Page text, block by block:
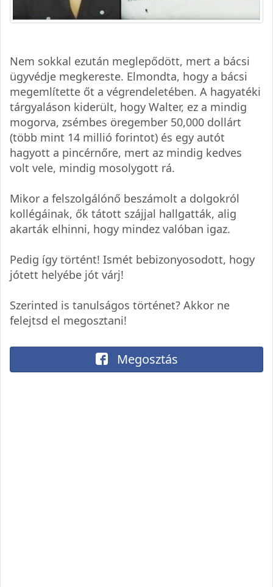
Nem sokkal ezután meglepődött, mert a bácsi
ügyvédje megkereste. Elmondta, hogy a bácsi
megemlítette őt a végrendeletében. A hagyatéki
tárgyaláson kiderült, hogy Walter, ez a mindig
mogorva, zsémbes öregember 50,000 dollárt
(több mint 14 millió forintot) és egy autót
hagyott a pincérnőre, mert az mindig kedves
volt vele, mindig mosolygott rá.
Mikor a felszolgálónő beszámolt a dolgokról
kollégáinak, ők tátott szájjal hallgatták, alig
akarták elhinni, hogy mindez valóban igaz.
Pedig így történt! Ismét bebizonyosodott, hogy
jótett helyébe jót várj!
Szerinted is tanulságos történet? Akkor ne
felejtsd el megosztani!
Megosztás